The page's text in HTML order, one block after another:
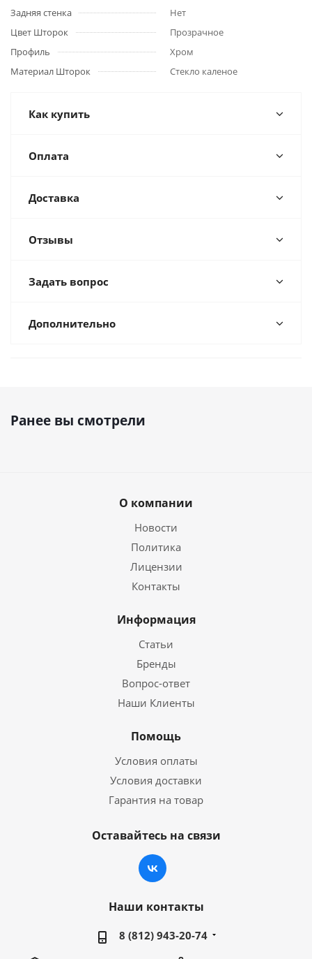
Задняя стенка
Нет
Цвет Шторок
Прозрачное
Профиль
Хром
Материал Шторок
Стекло каленое
Как купить
Оплата
Доставка
Отзывы
Задать вопрос
Дополнительно
Ранее вы смотрели
О компании
Новости
Политика
Лицензии
Контакты
Информация
Статьи
Бренды
Вопрос-ответ
Наши Клиенты
Помощь
Условия оплаты
Условия доставки
Гарантия на товар
Оставайтесь на связи
Наши контакты
8 (812) 943-20-74